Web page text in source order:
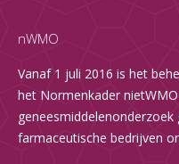
nWMO
Vanaf 1 juli 2016 is het
het Normenkader
farmaceutische bedrijven